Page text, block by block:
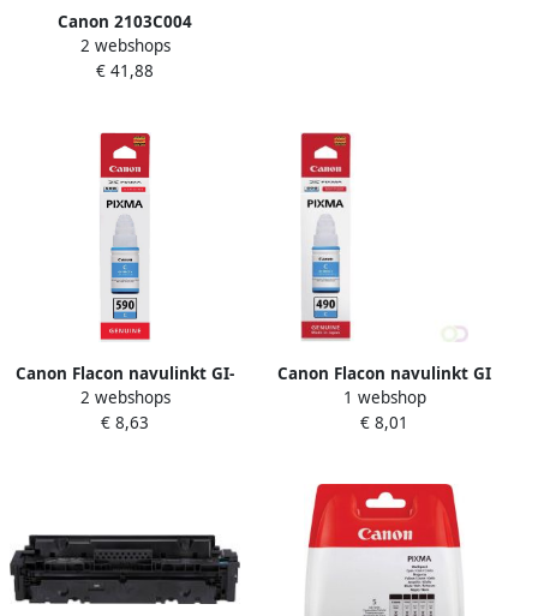
Canon 2103C004
inktcartridge Origineel
Zwart Cyaan Magenta Geel
2 webshops
€ 41,88
Canon Flacon navulinkt GI-
590 blauw
2 webshops
€ 8,63
Canon Flacon navulinkt GI
490 blauw
1 webshop
€ 8,01